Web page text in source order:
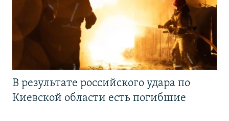
В результате российского удара по
Киевской области есть погибшие